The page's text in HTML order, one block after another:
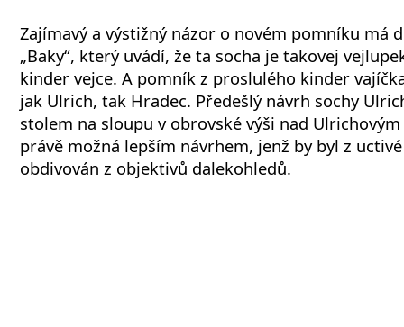
Zajímavý a výstižný názor o novém pomníku má
„Baky“, který uvádí, že ta socha je takovej
kinder vejce. A pomník z proslulého kinder
jak Ulrich, tak Hradec. Předešlý návrh sochy
stolem na sloupu v obrovské výši nad
právě možná lepším návrhem, jenž by byl z
obdivován z objektivů dalekohledů.